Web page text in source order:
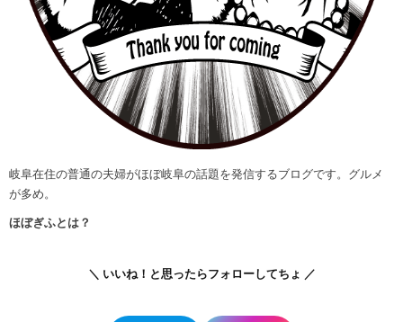
岐阜在住の普通の夫婦がほぼ岐阜の話題を発信するブログです。グルメ
が多め。
ほぼぎふとは？
＼ いいね！と思ったらフォローしてちょ ／